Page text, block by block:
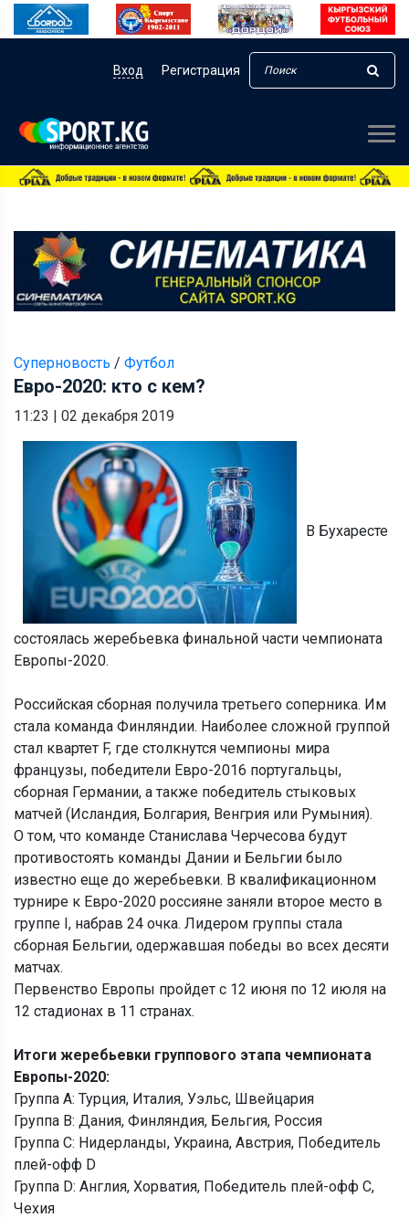
Вход Регистрация
Суперновость / Футбол
Евро-2020: кто с кем?
11:23 | 02 декабря 2019
В Бухаресте
состоялась жеребьевка финальной части чемпионата
Европы-2020.
Российская сборная получила третьего соперника. Им
стала команда Финляндии. Наиболее сложной группой
стал квартет F, где столкнутся чемпионы мира
французы, победители Евро-2016 португальцы,
сборная Германии, а также победитель стыковых
матчей (Исландия, Болгария, Венгрия или Румыния).
О том, что команде Станислава Черчесова будут
противостоять команды Дании и Бельгии было
известно еще до жеребьевки. В квалификационном
турнире к Евро-2020 россияне заняли второе место в
группе I, набрав 24 очка. Лидером группы стала
сборная Бельгии, одержавшая победы во всех десяти
матчах.
Первенство Европы пройдет с 12 июня по 12 июля на
12 стадионах в 11 странах.
Итоги жеребьевки группового этапа чемпионата
Европы-2020:
Группа A: Турция, Италия, Уэльс, Швейцария
Группа B: Дания, Финляндия, Бельгия, Россия
Группа C: Нидерланды, Украина, Австрия, Победитель
плей-офф D
Группа D: Англия, Хорватия, Победитель плей-офф C,
Чехия